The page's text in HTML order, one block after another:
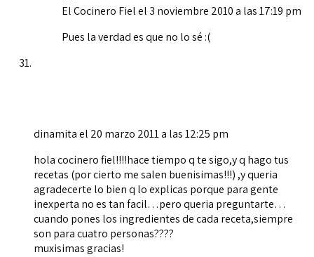
El Cocinero Fielel 3 noviembre 2010 a las 17:19 pm
Pues la verdad es que no lo sé :(
dinamitael 20 marzo 2011 a las 12:25 pm
hola cocinero fiel!!!!hace tiempo q te sigo,y q hago tus
recetas (por cierto me salen buenisimas!!!) ,y queria
agradecerte lo bien q lo explicas porque para gente
inexperta no es tan facil…pero queria preguntarte…
cuando pones los ingredientes de cada receta,siempre
son para cuatro personas????
muxisimas gracias!